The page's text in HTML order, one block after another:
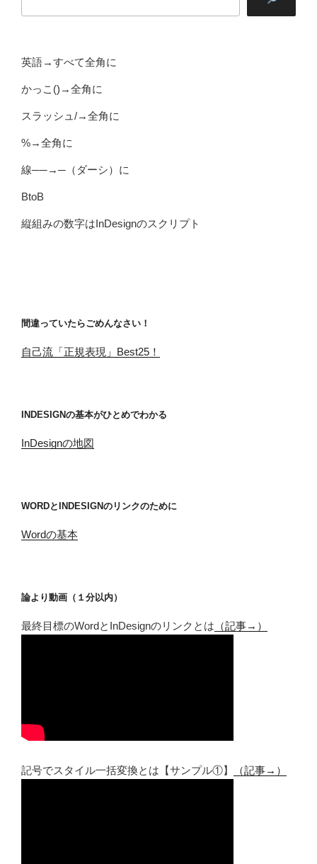
英語→すべて全角に
かっこ()→全角に
スラッシュ/→全角に
%→全角に
線──→─（ダーシ）に
BtoB
縦組みの数字はInDesignのスクリプト
間違っていたらごめんなさい！
自己流「正規表現」Best25！
INDESIGNの基本がひとめでわかる
InDesignの地図
WORDとINDESIGNのリンクのために
Wordの基本
論より動画（１分以内）
最終目標のWordとInDesignのリンクとは （記事→）
記号でスタイル一括変換とは【サンプル①】 （記事→）